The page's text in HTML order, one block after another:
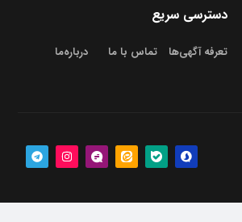
دسترسی سریع
تعرفه آگهی‌ها تماس با ما درباره‌‌ما